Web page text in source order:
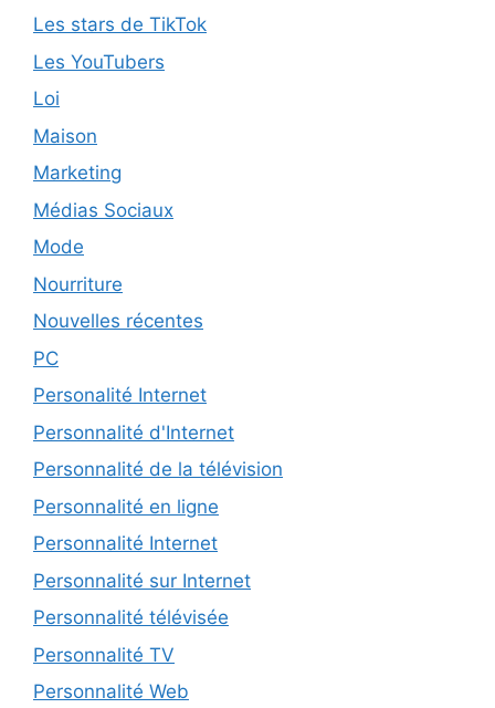
Les stars de TikTok
Les YouTubers
Loi
Maison
Marketing
Médias Sociaux
Mode
Nourriture
Nouvelles récentes
PC
Personalité Internet
Personnalité d'Internet
Personnalité de la télévision
Personnalité en ligne
Personnalité Internet
Personnalité sur Internet
Personnalité télévisée
Personnalité TV
Personnalité Web